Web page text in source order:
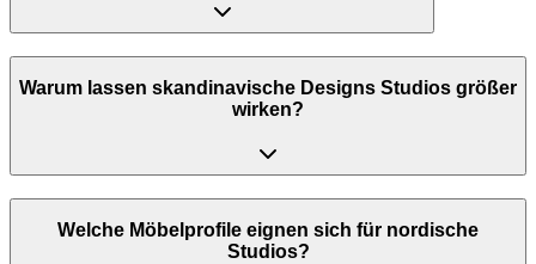
Warum lassen skandinavische Designs Studios größer
wirken?
Welche Möbelprofile eignen sich für nordische
Studios?